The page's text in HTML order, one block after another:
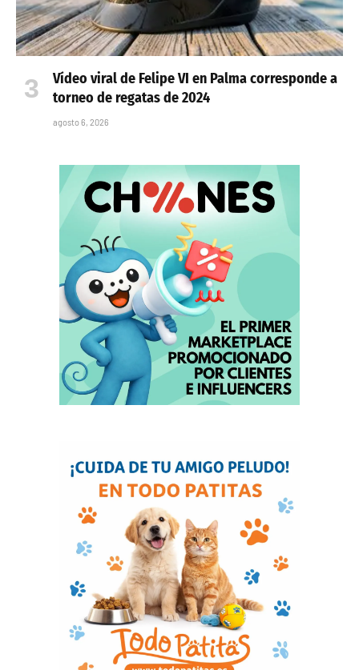
Vídeo viral de Felipe VI en Palma corresponde a
torneo de regatas de 2024
agosto 6, 2026